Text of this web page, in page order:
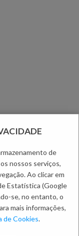
de
nossos serviços,
Ao clicar em
Estatística (Google
se, no entanto, o
mais informações,
de Cookies.